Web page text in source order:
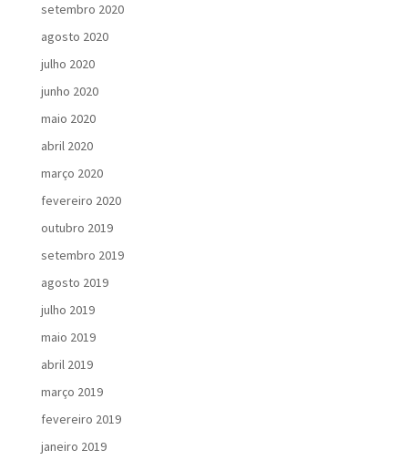
setembro 2020
agosto 2020
julho 2020
junho 2020
maio 2020
abril 2020
março 2020
fevereiro 2020
outubro 2019
setembro 2019
agosto 2019
julho 2019
maio 2019
abril 2019
março 2019
fevereiro 2019
janeiro 2019